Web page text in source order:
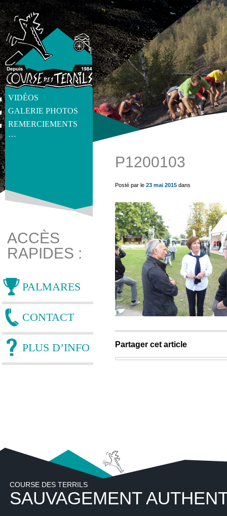
VIDÉOS
GALERIE PHOTOS
REMERCIEMENTS
…
get_post_meta(get_the_ID(), 'thumb', true) ?>
ACCÈS
RAPIDES :
PALMARES
CONTACT
PLUS D’INFO
P1200103
Posté par le 23 mai 2015 dans
Partager cet article
COURSE DES TERRILS
SAUVAGEMENT